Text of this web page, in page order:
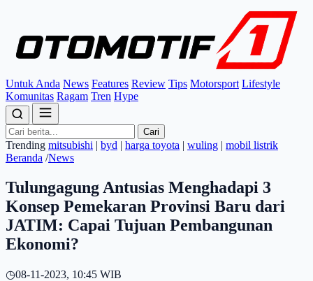
Untuk Anda News Features Review Tips Motorsport Lifestyle
Komunitas Ragam Tren Hype
Cari
Trending mitsubishi | byd | harga toyota | wuling | mobil listrik
Beranda /News
Tulungagung Antusias Menghadapi 3
Konsep Pemekaran Provinsi Baru dari
JATIM: Capai Tujuan Pembangunan
Ekonomi?
◷08-11-2023, 10:45 WIB